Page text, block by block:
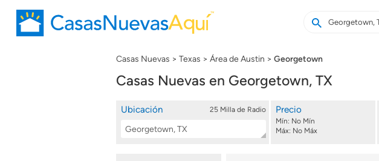
Buscar
casas
Buscar
Casas Nuevas Texas Área de Austin Georgetown
Casas Nuevas en Georgetown, TX
Ubicación 25 Milla de Radio
Search
Buscar
Precio
Mín: No Mín
Máx: No Máx